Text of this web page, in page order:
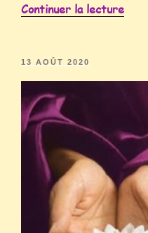
Continuer la lecture
13 AOÛT 2020